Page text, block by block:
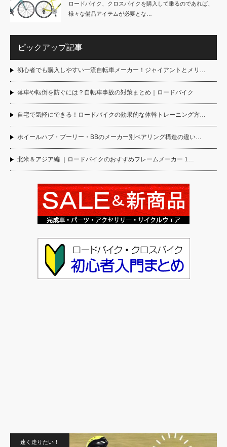
ロードバイク、クロスバイクを購入して乗るのであれば、
様々な備品アイテムが必要とな…
ピックアップ記事
初心者でも購入しやすい一流自転車メーカー！ジャイアントとメリ…
落車や転倒を防ぐには？自転車事故の対策まとめ｜ロードバイク
自宅で気軽にできる！ロードバイクの効果的な体幹トレーニング方…
ホイールハブ・プーリー・BBのメーカー別ベアリング構造の違い…
北米＆アジア編 ｜ロードバイクのおすすめフレームメーカー 1…
速く走りたい！